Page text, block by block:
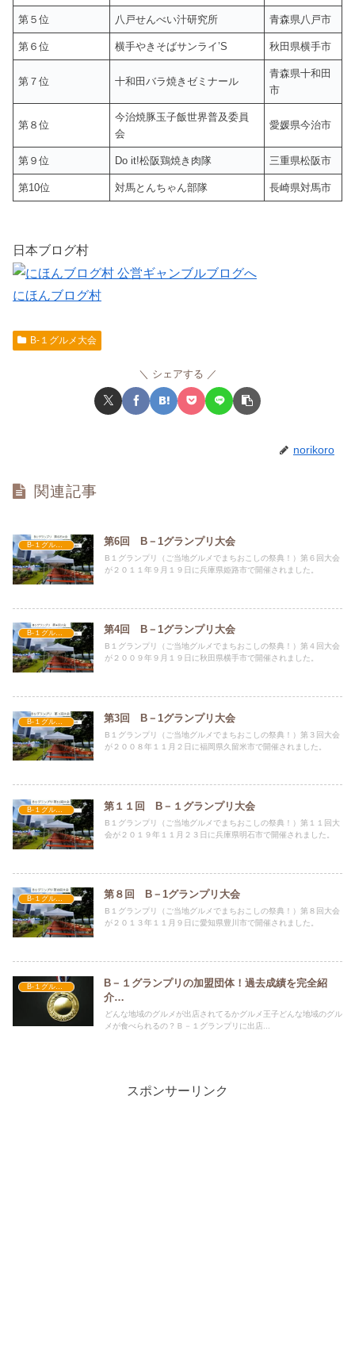
第５位 八戸せんべい汁研究所 青森県八戸市
第６位 横手やきそばサンライ’S 秋田県横手市
第７位 十和田バラ焼きゼミナール
青森県十和田
市
第８位
今治焼豚玉子飯世界普及委員
会
愛媛県今治市
第９位 Do it!松阪鶏焼き肉隊 三重県松阪市
第10位 対馬とんちゃん部隊 長崎県対馬市
日本ブログ村
にほんブログ村
B-１グルメ大会
シェアする
norikoro
関連記事
第6回 B－1グランプリ大会
B１グランプリ（ご当地グルメでまちおこしの祭典！）第６回大会
が２０１１年９月１９日に兵庫県姫路市で開催されました。
B-１グルメ大会 第4回 B－1グランプリ大会
B１グランプリ（ご当地グルメでまちおこしの祭典！）第４回大会
が２００９年９月１９日に秋田県横手市で開催されました。
第3回 B－1グランプリ大会
B１グランプリ（ご当地グルメでまちおこしの祭典！）第３回大会
が２００８年１１月２日に福岡県久留米市で開催されました。
B-１グルメ大会 第１１回 B－１グランプリ大会
B１グランプリ（ご当地グルメでまちおこしの祭典！）第１１回大
会が２０１９年１１月２３日に兵庫県明石市で開催されました。
第８回 B－1グランプリ大会
B１グランプリ（ご当地グルメでまちおこしの祭典！）第８回大会
が２０１３年１１月９日に愛知県豊川市で開催されました。
B－１グランプリの加盟団体！過去成績を完全紹
介…
どんな地域のグルメが出店されてるかグルメ王子どんな地域のグル
メが食べられるの？Ｂ－１グランプリに出店...
スポンサーリンク